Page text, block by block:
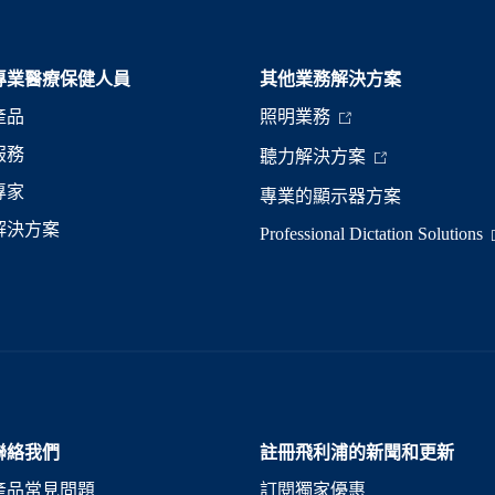
業醫療保健人員
品
務
家
決方案
其他業務解決方案​
照明業務
聽力解決方案
專業的顯示器方案
Professional Dictation Solutions
絡我們
品常見問題
註冊飛利浦的新聞和更新
訂閱獨家優惠